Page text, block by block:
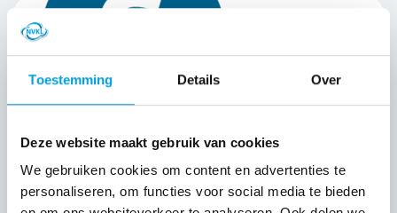
Toestemming Details Over
Deze website maakt gebruik van cookies
We gebruiken cookies om content en advertenties te
personaliseren, om functies voor social media te bieden